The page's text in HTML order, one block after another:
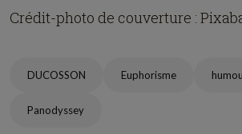
Crédit-photo de couverture :
DUCOSSON Euphorisme
Panodyssey